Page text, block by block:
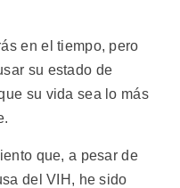
en el tiempo, pero
su estado de
su vida sea lo más
que, a pesar de
del VIH, he sido